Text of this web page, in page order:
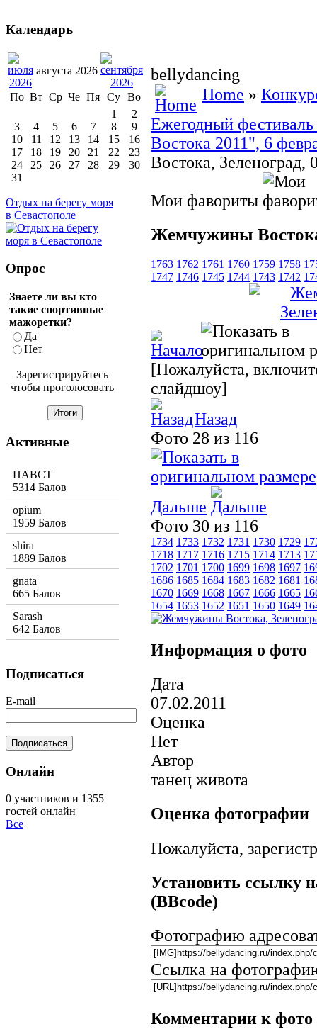
bellydancing
Home »
Ежегодный
Востока 2011", 6
Востока, Зеленоград,
Мои фавориты
Жемчужины
1763 1762 1761 1760 1759 1758
1747 1746 1745 1744 1743 1742
[Пожалуйста,
слайдшоу]
Назад
Фото 28 из 116
Дальше
Фото 30 из 116
1734 1733 1732 1731 1730 1729
1718 1717 1716 1715 1714 1713
1702 1701 1700 1699 1698 1697
1686 1685 1684 1683 1682 1681
1670 1669 1668 1667 1666 1665
1654 1653 1652 1651 1650 1649
Информация о фото
Дата
07.02.2011
Оценка
Нет
Автор
танец живота
Оценка фотографии
Пожалуйста,
Установить ссылку
(BBcode)
Фотографию
Ссылка на
Комментарии к фото
Календарь
августа 2026
По Вт Ср Че Пя Су Во
1
2
3
4 5 6 7 8
9
10
11 12 13 14 15
16
17
18 19 20 21 22
23
24
25 26 27 28 29
30
31
Отдых на берегу моря
в Севастополе
Опрос
Знаете ли вы кто
такие спортивные
мажоретки?
Да
Нет
Зарегистрируйтесь
чтобы проголосовать
Активные
ПАВСТ
5314 Балов
opium
1959 Балов
shira
1889 Балов
gnata
665 Балов
Sarash
642 Балов
Подписаться
E-mail
Онлайн
0 участников и 1355
гостей онлайн
Все